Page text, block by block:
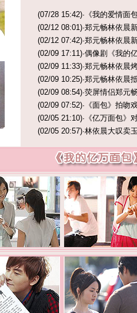
(07/28 15:42)· 《我的爱情面
(02/12 08:01)·郑元畅林依晨
(02/12 07:42)·郑元畅林依晨
(02/09 17:11)·偶像剧《我的
(02/09 11:33)·郑元畅林依晨
(02/09 10:25)·郑元畅林依晨
(02/09 08:54)·荧屏情侣郑元
(02/09 07:52)· 《面包》拍吻
(02/05 21:10)· 《亿万面包》
(02/05 20:57)·林依晨大叹卖